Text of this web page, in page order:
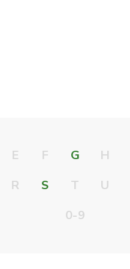
E F G H
R S T U
0-9